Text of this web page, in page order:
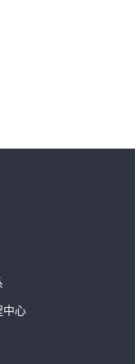
中心